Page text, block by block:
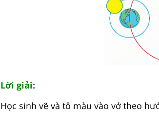
Lời giải:
Học sinh vẽ và tô màu vào vở theo